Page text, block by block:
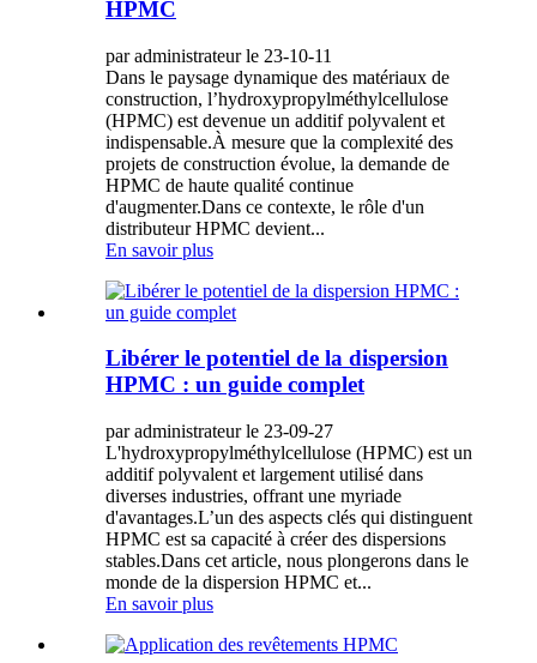
HPMC
par administrateur le 23-10-11
Dans le paysage dynamique des matériaux de
construction, l’hydroxypropylméthylcellulose
(HPMC) est devenue un additif polyvalent et
indispensable.À mesure que la complexité des
projets de construction évolue, la demande de
HPMC de haute qualité continue
d'augmenter.Dans ce contexte, le rôle d'un
distributeur HPMC devient...
En savoir plus
Libérer le potentiel de la dispersion
HPMC : un guide complet
par administrateur le 23-09-27
L'hydroxypropylméthylcellulose (HPMC) est un
additif polyvalent et largement utilisé dans
diverses industries, offrant une myriade
d'avantages.L’un des aspects clés qui distinguent
HPMC est sa capacité à créer des dispersions
stables.Dans cet article, nous plongerons dans le
monde de la dispersion HPMC et...
En savoir plus